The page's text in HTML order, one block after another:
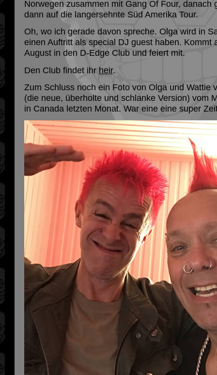
Norwegen zusammen mit Gang Of Four, danach
dann auf die langersehnte Süd Amerika Tour.
Oh, wo ich gerade davon spreche. Olga wird in
einen Auftritt als special DJ guest haben. Kommt
August in den D-Edge Club und feiert mit.
Den Club findet ihr heir.
Zum Schluss noch ein Foto von Olga und Wattie
(die neue, überholte und schlanke Version) vom
in Canada letzten Monat. War eine eine super